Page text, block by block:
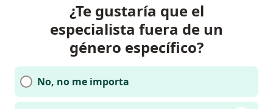
¿Te gustaría que el
especialista fuera de un
género específico?
No, no me importa